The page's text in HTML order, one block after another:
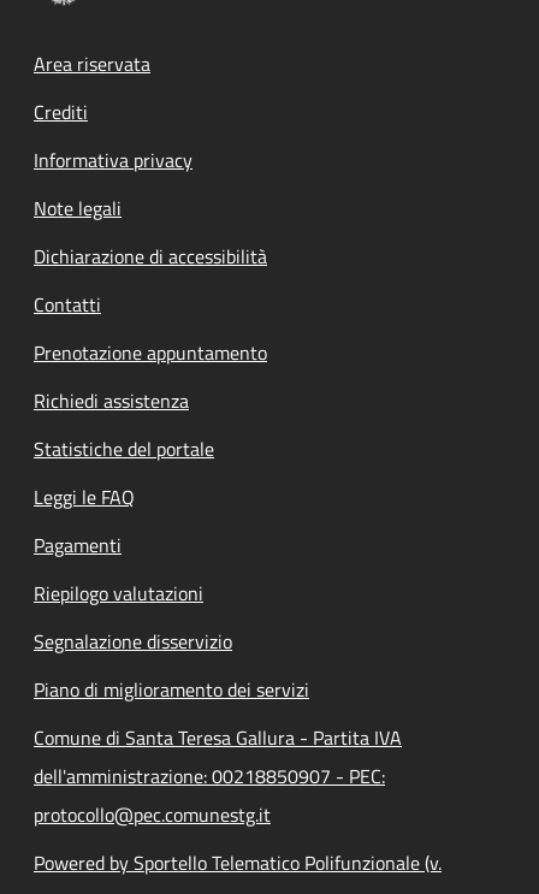
Footer menu
Area riservata
Crediti
Informativa privacy
Note legali
Dichiarazione di accessibilità
Contatti
Prenotazione appuntamento
Richiedi assistenza
Statistiche del portale
Leggi le FAQ
Pagamenti
Riepilogo valutazioni
Segnalazione disservizio
Piano di miglioramento dei servizi
Comune di Santa Teresa Gallura - Partita IVA
dell'amministrazione: 00218850907 - PEC:
protocollo@pec.comunestg.it
Powered by Sportello Telematico Polifunzionale (v.